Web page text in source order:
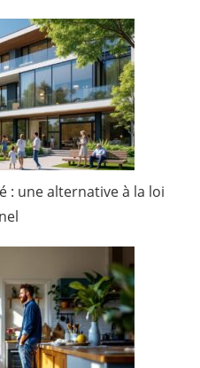
: une alternative à la loi